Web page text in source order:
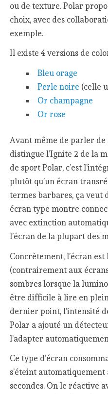
ou de texture. Polar
choix, avec des
exemple.
Il existe 4 versions de
Bleu orage
Perle noire (celle
Or champagne
Or rose
Avant même de parler
distingue l’Ignite 2 de la
de sport Polar, c’est
plutôt qu’un écran
termes barbares, ça veut
écran type montre
avec extinction
l’écran de la plupart des
Concrètement, l’écran
(contrairement aux
sombres lorsque la
être difficile à lire en
dernier point, l’intensité
Polar a ajouté un
l’adapter
Ce type d’écran
s’éteint
secondes. On le réactive